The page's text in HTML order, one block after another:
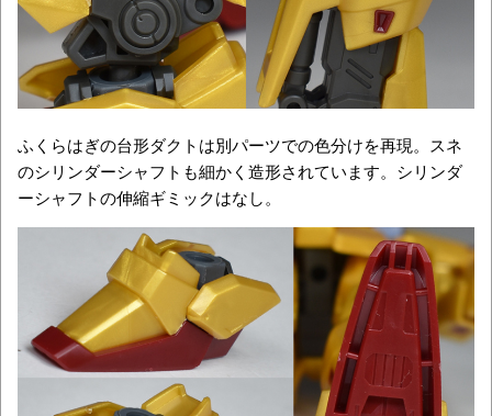
ふくらはぎの台形ダクトは別パーツでの色分けを再現。スネ
のシリンダーシャフトも細かく造形されています。シリンダ
ーシャフトの伸縮ギミックはなし。